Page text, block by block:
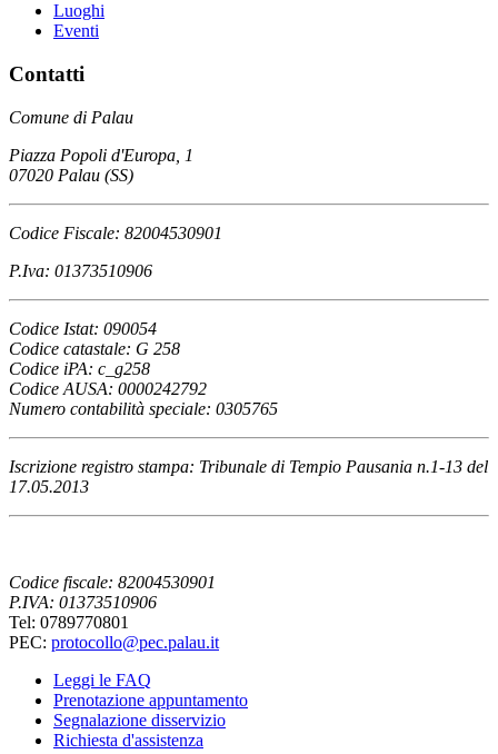
Luoghi
Eventi
Contatti
Comune di Palau
Piazza Popoli d'Europa, 1
07020 Palau (SS)
Codice Fiscale: 82004530901
P.Iva: 01373510906
Codice Istat: 090054
Codice catastale: G 258
Codice iPA: c_g258
Codice AUSA: 0000242792
Numero contabilità speciale: 0305765
Iscrizione registro stampa: Tribunale di Tempio Pausania n.1-13 del
17.05.2013
Codice fiscale: 82004530901
P.IVA: 01373510906
Tel: 0789770801
PEC: protocollo@pec.palau.it
Leggi le FAQ
Prenotazione appuntamento
Segnalazione disservizio
Richiesta d'assistenza